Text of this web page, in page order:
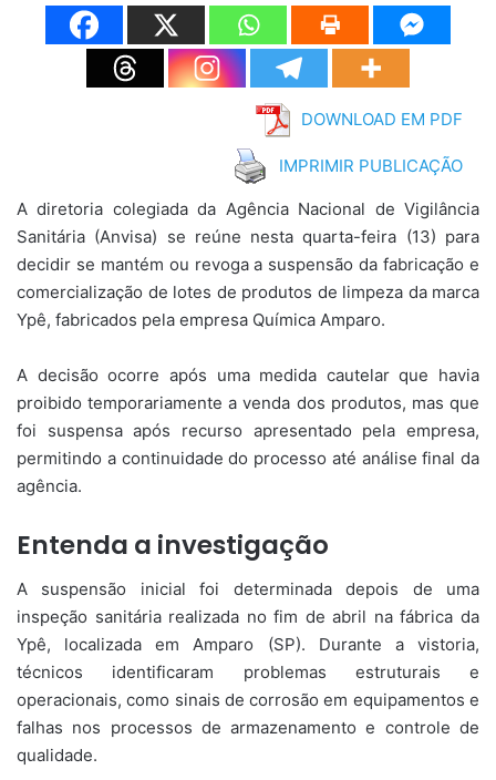
DOWNLOAD EM PDF
IMPRIMIR PUBLICAÇÃO
A diretoria colegiada da Agência Nacional de Vigilância
Sanitária (Anvisa) se reúne nesta quarta-feira (13) para
decidir se mantém ou revoga a suspensão da fabricação e
comercialização de lotes de produtos de limpeza da marca
Ypê, fabricados pela empresa Química Amparo.
A decisão ocorre após uma medida cautelar que havia
proibido temporariamente a venda dos produtos, mas que
foi suspensa após recurso apresentado pela empresa,
permitindo a continuidade do processo até análise final da
agência.
Entenda a investigação
A suspensão inicial foi determinada depois de uma
inspeção sanitária realizada no fim de abril na fábrica da
Ypê, localizada em Amparo (SP). Durante a vistoria,
técnicos identificaram problemas estruturais e
operacionais, como sinais de corrosão em equipamentos e
falhas nos processos de armazenamento e controle de
qualidade.